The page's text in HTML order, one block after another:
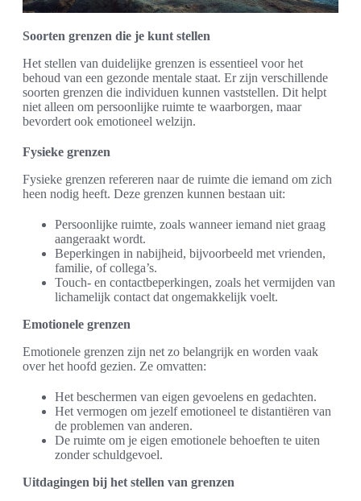
Soorten grenzen die je kunt stellen
Het stellen van duidelijke grenzen is essentieel voor het
behoud van een gezonde mentale staat. Er zijn verschillende
soorten grenzen die individuen kunnen vaststellen. Dit helpt
niet alleen om persoonlijke ruimte te waarborgen, maar
bevordert ook emotioneel welzijn.
Fysieke grenzen
Fysieke grenzen refereren naar de ruimte die iemand om zich
heen nodig heeft. Deze grenzen kunnen bestaan uit:
Persoonlijke ruimte, zoals wanneer iemand niet graag
aangeraakt wordt.
Beperkingen in nabijheid, bijvoorbeeld met vrienden,
familie, of collega’s.
Touch- en contactbeperkingen, zoals het vermijden van
lichamelijk contact dat ongemakkelijk voelt.
Emotionele grenzen
Emotionele grenzen zijn net zo belangrijk en worden vaak
over het hoofd gezien. Ze omvatten:
Het beschermen van eigen gevoelens en gedachten.
Het vermogen om jezelf emotioneel te distantiëren van
de problemen van anderen.
De ruimte om je eigen emotionele behoeften te uiten
zonder schuldgevoel.
Uitdagingen bij het stellen van grenzen